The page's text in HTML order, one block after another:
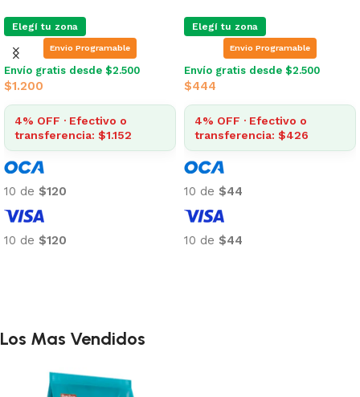
Elegí tu zona
Envio Programable
Envío gratis desde $2.500
$1.844
4% OFF · Efectivo o
transferencia: $1.770
10 de $184
10 de $184
Elegí tu zona
Envio Programable
Envío gratis desde $2.500
$1.395
4% OFF · Efectivo o
transferencia: $1.339
10 de $139
10 de $139
Los Mas Vendidos